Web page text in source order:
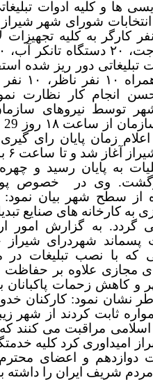
شورای شهر
در این طرح بیش از ۸۰۰ نفر کارگر به کلیه
دور ریز شده
معاون و
انجام کار نظارت
توسط نیروهای
زمان پایان رای
به پایان رسید و
وی در
خصوص
از سطح شهر بیان نمود:
به کارخانه های صنایع
گردد. به گزارش امور
پسماند شهردرای شیراز
که با نصب تبلیغات
مجازی علاوه بر
و کاهش زحمات پاکبانان
نشان نمود: کارکنان
ثابت کردند از شهر
مراقبت می کنند
امیداوری کرد کلیه
دوازدهم و اعضای
شریف ایران را داشته